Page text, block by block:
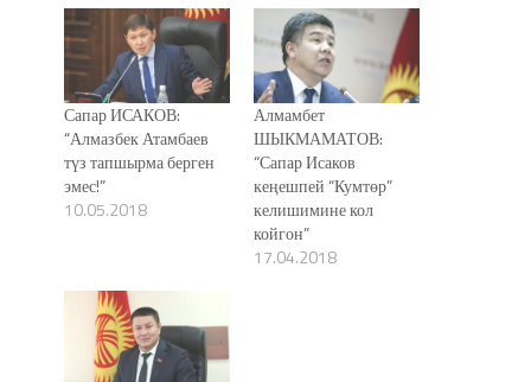
Сапар ИСАКОВ:
“Алмазбек Атамбаев
түз тапшырма берген
эмес!”
10.05.2018
Алмамбет
ШЫКМАМАТОВ:
“Сапар Исаков
кеңешпей “Кумтөр”
келишимине кол
койгон”
17.04.2018